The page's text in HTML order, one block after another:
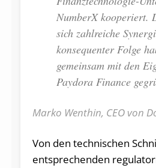
NumberX kooperiert.
sich zahlreiche
konsequenter Folge
gemeinsam mit den
Paydora Finance
Marko Wenthin, CEO von
Von den technischen
entsprechenden